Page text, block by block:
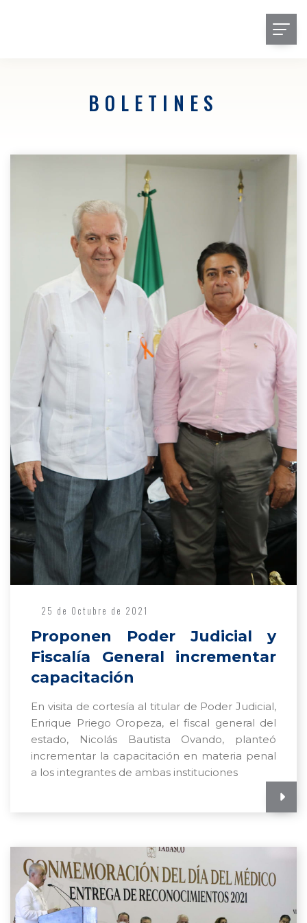
BOLETINES
25 de Octubre de 2021
Proponen Poder Judicial y
Fiscalía General incrementar
capacitación
En visita de cortesía al titular de Poder Judicial,
Enrique Priego Oropeza, el fiscal general del
estado, Nicolás Bautista Ovando, planteó
incrementar la capacitación en materia penal
a los integrantes de ambas instituciones